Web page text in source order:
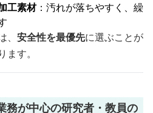
工素材：汚れが落ちやすく、繰
安全性を最優先に選ぶことが
す。
務が中心の研究者・教員の